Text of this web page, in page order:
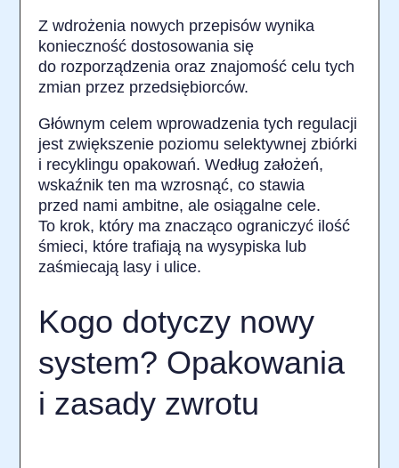
Z wdrożenia nowych przepisów wynika
konieczność dostosowania się
do rozporządzenia oraz znajomość celu tych
zmian przez przedsiębiorców.
Głównym celem wprowadzenia tych regulacji
jest zwiększenie poziomu selektywnej zbiórki
i recyklingu opakowań. Według założeń,
wskaźnik ten ma wzrosnąć, co stawia
przed nami ambitne, ale osiągalne cele.
To krok, który ma znacząco ograniczyć ilość
śmieci, które trafiają na wysypiska lub
zaśmiecają lasy i ulice.
Kogo dotyczy nowy
system? Opakowania
i zasady zwrotu